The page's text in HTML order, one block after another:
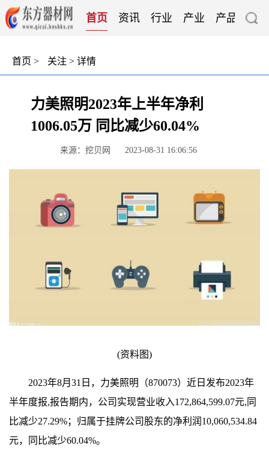
首页 资讯 行业 产业 产品 技术
首页 > 关注 > 详情
力美照明2023年上半年净利
1006.05万 同比减少60.04%
来源：挖贝网 2023-08-31 16:06:56
(资料图)
2023年8月31日，力美照明（870073）近日发布2023年
半年度报,报告期内，公司实现营业收入172,864,599.07元,同
比减少27.29%；归属于挂牌公司股东的净利润10,060,534.84
元，同比减少60.04%。